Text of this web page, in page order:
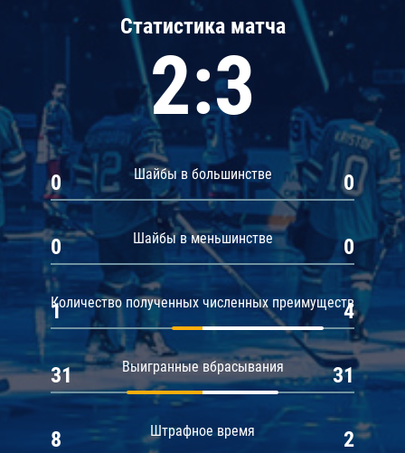
Статистика матча
2:3
Шайбы в большинстве
0 0
Шайбы в меньшинстве
0 0
Количество полученных численных преимуществ
1 4
Выигранные вбрасывания
31 31
Штрафное время
8 2